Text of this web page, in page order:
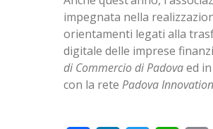
impegnata nella
orientamenti legati alla
digitale delle imprese
di Commercio di Padovaed
con la rete Padova